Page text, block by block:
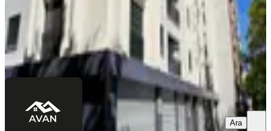
AVANOĞLU GAYRİMENKUL Serdar Avanoğlu
Ara
Ara